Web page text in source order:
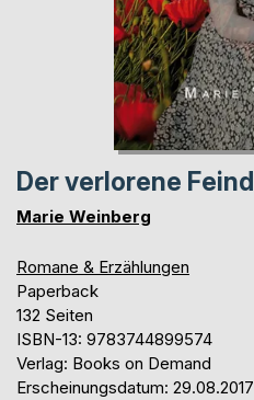
Der verlorene Feind
Marie Weinberg
Romane & Erzählungen
Paperback
132 Seiten
ISBN-13: 9783744899574
Verlag: Books on Demand
Erscheinungsdatum: 29.08.2017